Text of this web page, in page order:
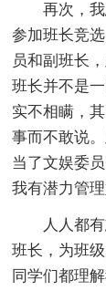
再次，
参加班长竞
员和副班长
班长并不是
实不相瞒，
事而不敢说
当了文娱委
我有潜力管
人人都
班长，为班
同学们都理